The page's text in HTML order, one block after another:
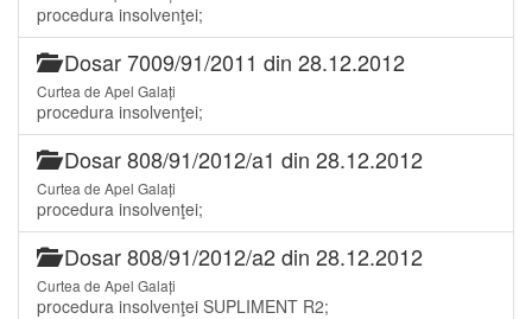
procedura insolvenţei;
Dosar 7009/91/2011 din 28.12.2012
Curtea de Apel Galați
procedura insolvenţei;
Dosar 808/91/2012/a1 din 28.12.2012
Curtea de Apel Galați
procedura insolvenţei;
Dosar 808/91/2012/a2 din 28.12.2012
Curtea de Apel Galați
procedura insolvenţei SUPLIMENT R2;